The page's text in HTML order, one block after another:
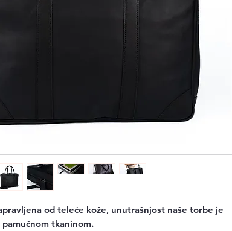
od teleće kože, unutrašnjost naše torbe je
tkaninom.